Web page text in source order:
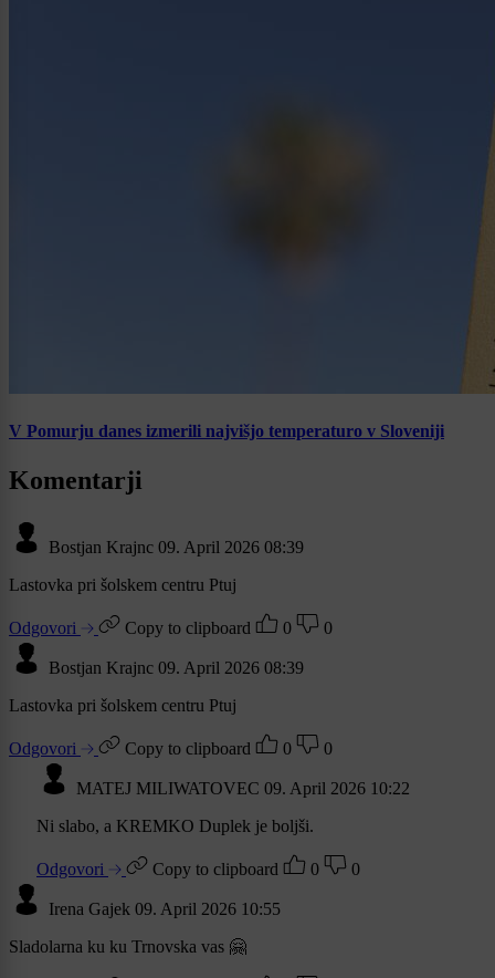
V Pomurju danes izmerili najvišjo temperaturo v Sloveniji
Komentarji
Bostjan Krajnc 09. April 2026 08:39
Lastovka pri šolskem centru Ptuj
Odgovori Copy to clipboard 0 0
Bostjan Krajnc 09. April 2026 08:39
Lastovka pri šolskem centru Ptuj
Odgovori Copy to clipboard 0 0
MATEJ MILIWATOVEC 09. April 2026 10:22
Ni slabo, a KREMKO Duplek je boljši.
Odgovori Copy to clipboard 0 0
Irena Gajek 09. April 2026 10:55
Sladolarna ku ku Trnovska vas 🤗